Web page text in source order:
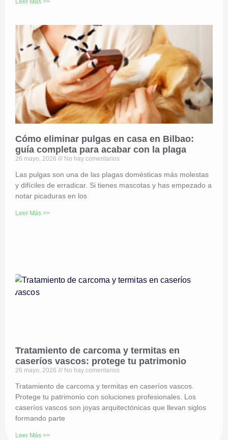
Leer Más >>
Cómo eliminar pulgas en casa en Bilbao:
guía completa para acabar con la plaga
26 mayo, 2026 No hay comentarios
Las pulgas son una de las plagas domésticas más molestas
y difíciles de erradicar. Si tienes mascotas y has empezado a
notar picaduras en los
Leer Más >>
Tratamiento de carcoma y termitas en
caseríos vascos: protege tu patrimonio
26 mayo, 2026 No hay comentarios
Tratamiento de carcoma y termitas en caseríos vascos.
Protege tu patrimonio con soluciones profesionales. Los
caseríos vascos son joyas arquitectónicas que llevan siglos
formando parte
Leer Más >>